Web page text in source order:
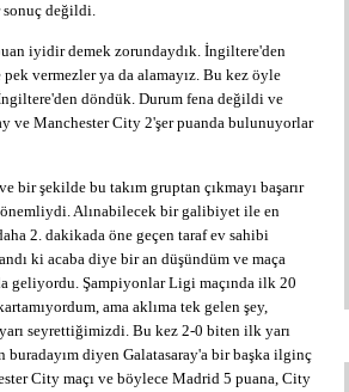
sonuç değildi.
iyidir demek zorundaydık. İngiltere'den
vermezler ya da alamayız. Bu kez öyle
döndük. Durum fena değildi ve
ve Manchester City 2'şer puanda bulunuyorlar
şekilde bu takım gruptan çıkmayı başarır
Alınabilecek bir galibiyet ile en
2. dakikada öne geçen taraf ev sahibi
ki acaba diye bir an düşündüm ve maça
geliyordu. Şampiyonlar Ligi maçında ilk 20
ama aklıma tek gelen şey,
seyrettiğimizdi. Bu kez 2-0 biten ilk yarı
diyen Galatasaray'a bir başka ilginç
City maçı ve böylece Madrid 5 puana, City